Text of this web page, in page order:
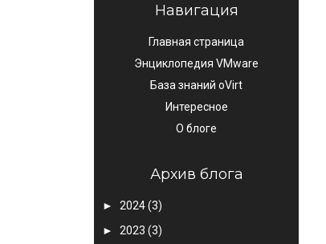
Навигация
Главная страница
Энциклопедия VMware
База знаний oVirt
Интересное
О блоге
Архив блога
► 2024(3)
► 2023 (3)